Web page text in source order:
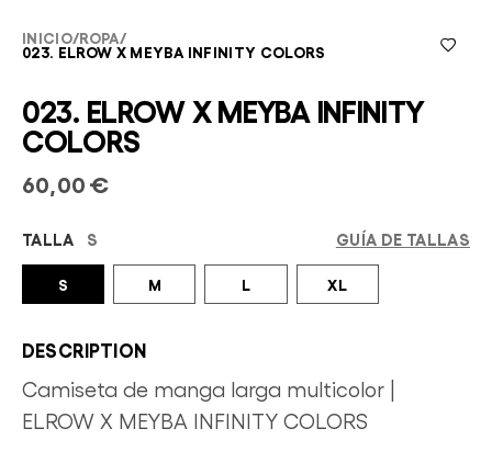
INICIO/ROPA/
023. ELROW X MEYBA INFINITY COLORS
023. ELROW X MEYBA INFINITY
COLORS
60,00 €
TALLA S GUÍA DE TALLAS
S M L XL
DESCRIPTION
Camiseta de manga larga multicolor |
ELROW X MEYBA INFINITY COLORS